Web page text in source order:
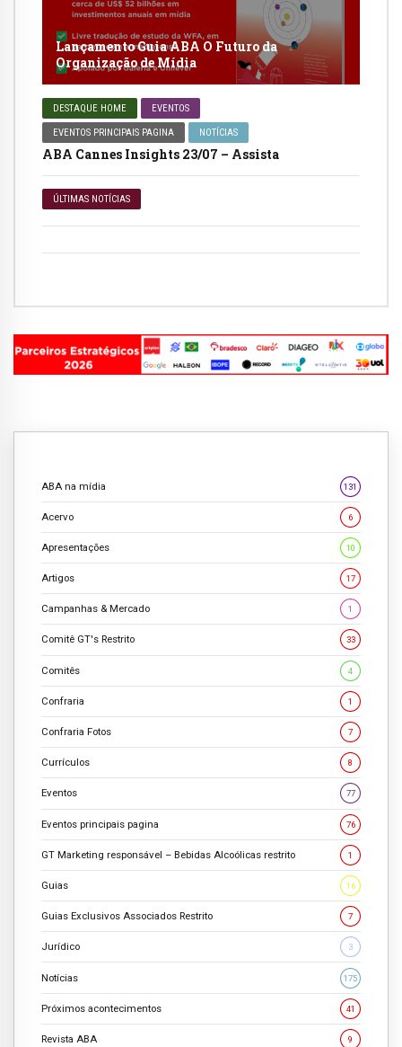
Lançamento Guia ABA O Futuro da
Organização de Mídia
DESTAQUE HOME EVENTOS
EVENTOS PRINCIPAIS PAGINA NOTÍCIAS
ABA Cannes Insights 23/07 – Assista
ÚLTIMAS NOTÍCIAS
ABA na mídia 131
Acervo 6
Apresentações 10
Artigos 17
Campanhas & Mercado 1
Comitê GT's Restrito 33
Comitês 4
Confraria 1
Confraria Fotos 7
Currículos 8
Eventos 77
Eventos principais pagina 76
GT Marketing responsável – Bebidas Alcoólicas restrito 1
Guias 16
Guias Exclusivos Associados Restrito 7
Jurídico 3
Notícias 175
Próximos acontecimentos 41
Revista ABA 9